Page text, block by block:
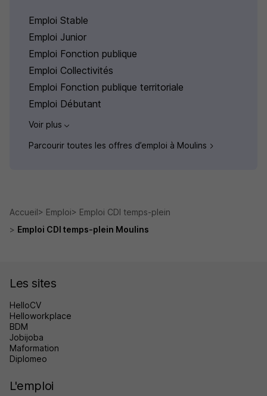
Emploi Stable
Emploi Junior
Emploi Fonction publique
Emploi Collectivités
Emploi Fonction publique territoriale
Emploi Débutant
Voir plus
Parcourir toutes les offres d’emploi à Moulins
Accueil Emploi
Emploi CDI temps-plein
Emploi CDI temps-plein Moulins
Les sites
HelloCV
Helloworkplace
BDM
Jobijoba
Maformation
Diplomeo
L'emploi